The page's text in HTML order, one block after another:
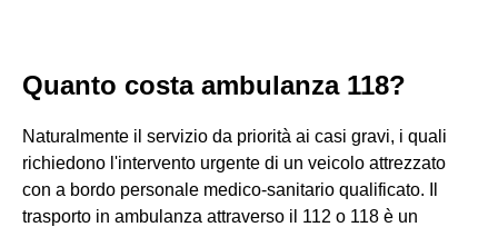
Quanto costa ambulanza 118?
Naturalmente il servizio da priorità ai casi gravi, i quali
richiedono l'intervento urgente di un veicolo attrezzato
con a bordo personale medico-sanitario qualificato. Il
trasporto in ambulanza attraverso il 112 o 118 è un